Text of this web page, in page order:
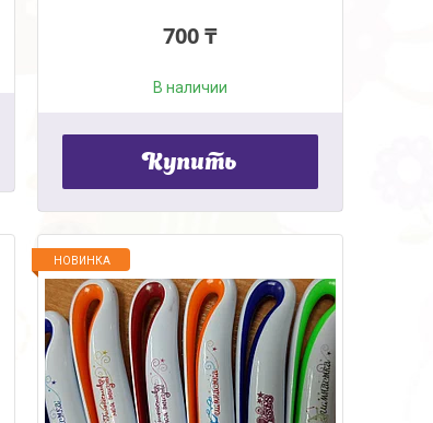
700 ₸
В наличии
Купить
НОВИНКА